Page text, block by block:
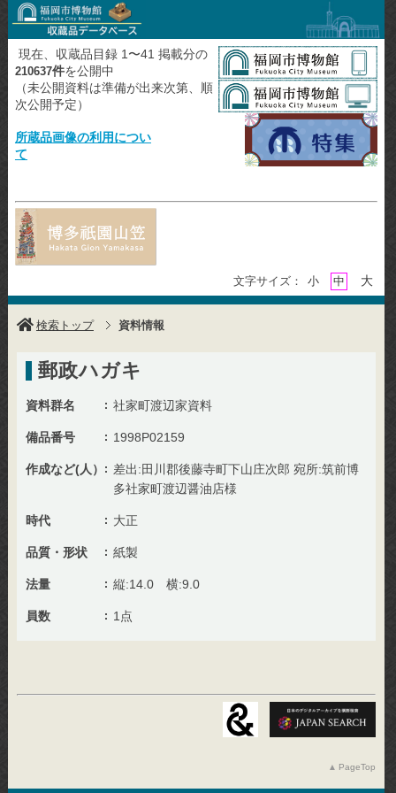
現在、収蔵品目録 1〜41 掲載分の
210637件を公開中
（未公開資料は準備が出来次第、順
次公開予定）
所蔵品画像の利用につい
て
文字サイズ： 小 中 大
検索トップ 資料情報
郵政ハガキ
資料群名 社家町渡辺家資料
備品番号 1998P02159
作成など(人）
差出:田川郡後藤寺町下山庄次郎 宛所:筑前博
多社家町渡辺醤油店様
時代 大正
品質・形状 紙製
法量 縦:14.0 横:9.0
員数 1点
PageTop